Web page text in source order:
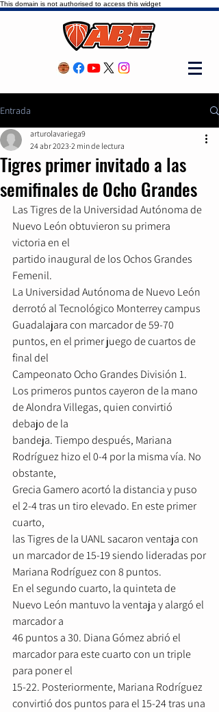
This domain is not authorised to access this widget
Entrada
Tigres primer invitado a las
semifinales de Ocho Grandes
arturolavariega9
24 abr 2023 2 min de lectura
Las Tigres de la Universidad Autónoma de
Nuevo León obtuvieron su primera
victoria en el
partido inaugural de los Ochos Grandes
Femenil.
La Universidad Autónoma de Nuevo León
derrotó al Tecnológico Monterrey campus
Guadalajara con marcador de 59-70
puntos, en el primer juego de cuartos de
final del
Campeonato Ocho Grandes División 1.
Los primeros puntos cayeron de la mano
de Alondra Villegas, quien convirtió
debajo de la
bandeja. Tiempo después, Mariana
Rodríguez hizo el 0-4 por la misma vía. No
obstante,
Grecia Gamero acortó la distancia y puso
el 2-4 tras un tiro elevado. En este primer
cuarto,
las Tigres de la UANL sacaron ventaja con
un marcador de 15-19 siendo lideradas por
Mariana Rodríguez con 8 puntos.
En el segundo cuarto, la quinteta de
Nuevo León mantuvo la ventaja y alargó el
marcador a
46 puntos a 30. Diana Gómez abrió el
marcador para este cuarto con un triple
para poner el
15-22. Posteriormente, Mariana Rodríguez
convirtió dos puntos para el 15-24 tras una